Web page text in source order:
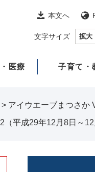
本文へ
文字サイズ 拡大
医療 子育て・
> アイウエーブまつさか
平成29年12月8日～12